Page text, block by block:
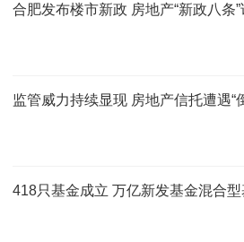
合肥发布楼市新政 房地产“新政八条
监管威力持续显现 房地产信托遭遇“
418只基金成立 万亿新发基金混合